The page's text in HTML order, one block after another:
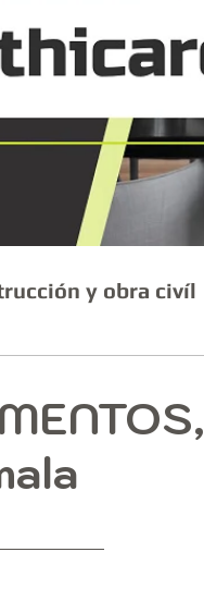
y obra civíl